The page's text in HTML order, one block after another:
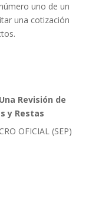
uno de un
una cotización
Revisión de
y Restas
OFICIAL (SEP)